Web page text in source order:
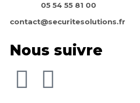
05 54 55 81 00
contact@securitesolutions.fr
Nous suivre